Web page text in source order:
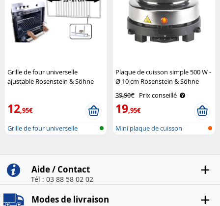
Grille de four universelle
ajustable Rosenstein & Söhne
12,95€
Grille de four universelle
Plaque de cuisson simple 500 W -
Ø 10 cm Rosenstein & Söhne
39,90€ Prix conseillé
19,95€
Mini plaque de cuisson
Aide / Contact
Tél : 03 88 58 02 02
Modes de livraison